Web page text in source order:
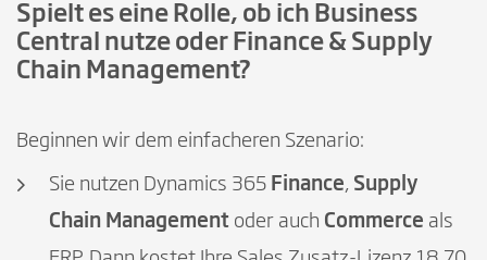
Spielt es eine Rolle, ob ich Business
Central nutze oder Finance & Supply
Chain Management?
Beginnen wir dem einfacheren Szenario:
Sie nutzen Dynamics 365 Finance, Supply
Chain Management oder auch Commerce als